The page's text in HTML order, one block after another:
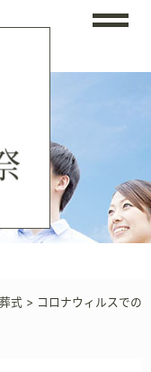
葬式 > コロナウィルスでの